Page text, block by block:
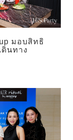
มอบสิทธิ
นทาง